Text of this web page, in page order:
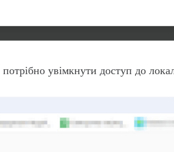
увімкнути доступ до